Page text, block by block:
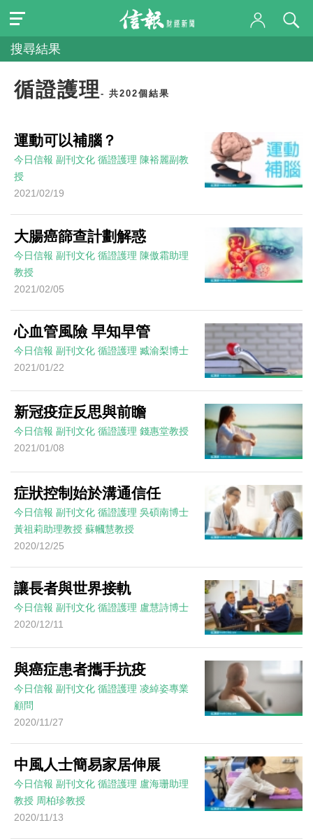
搜尋結果
循證護理 - 共202個結果
運動可以補腦？
今日信報 副刊文化 循證護理 陳裕麗副教
授
2021/02/19
大腸癌篩查計劃解惑
今日信報 副刊文化 循證護理 陳傲霜助理
教授
2021/02/05
心血管風險 早知早管
今日信報 副刊文化 循證護理 臧渝梨博士
2021/01/22
新冠疫症反思與前瞻
今日信報 副刊文化 循證護理 錢惠堂教授
2021/01/08
症狀控制始於溝通信任
今日信報 副刊文化 循證護理 吳碩南博士
黃祖莉助理教授 蘇幗慧教授
2020/12/25
讓長者與世界接軌
今日信報 副刊文化 循證護理 盧慧詩博士
2020/12/11
與癌症患者攜手抗疫
今日信報 副刊文化 循證護理 凌綽姿專業
顧問
2020/11/27
中風人士簡易家居伸展
今日信報 副刊文化 循證護理 盧海珊助理
教授 周柏珍教授
2020/11/13